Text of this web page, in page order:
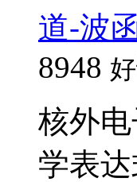
道-波
8948
核外
学表